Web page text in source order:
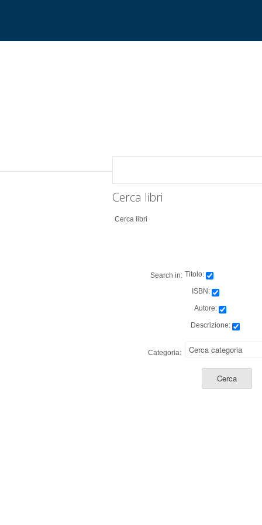
Cerca libri
Cerca libri
Search in: Titolo:
ISBN:
Autore:
Descrizione:
Categoria: